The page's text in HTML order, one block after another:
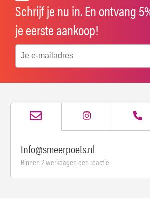
Schrijf je nu in. En ontvang
je eerste aankoop!
Info@smeerpoets.nl
Binnen 2 werkdagen een reactie